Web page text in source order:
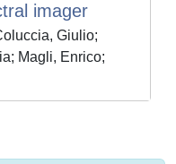
imager
Giulio;
Magli, Enrico;